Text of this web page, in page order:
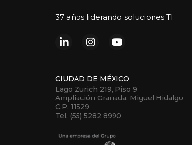
37 años liderando soluciones TI
CIUDAD DE MÉXICO
Lago Zurich 219, Piso 9
Ampliación Granada, Miguel Hidalgo
C.P. 11529
Tel. (55) 5282 8990